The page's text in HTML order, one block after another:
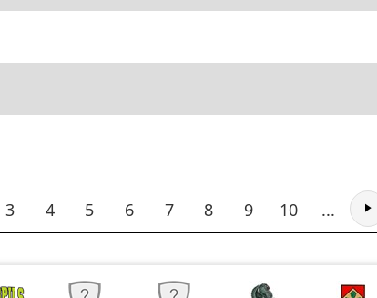
3 4 5 6 7 8 9 10 ...